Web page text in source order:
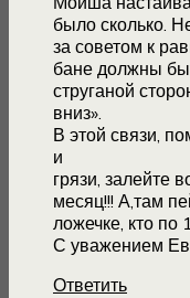
было сколько.
за советом к
бане должны
струганой
вниз».
В этой связи,
и
грязи, залейте
месяц!!! А,там
ложечке, кто по
С уважением
Ответить